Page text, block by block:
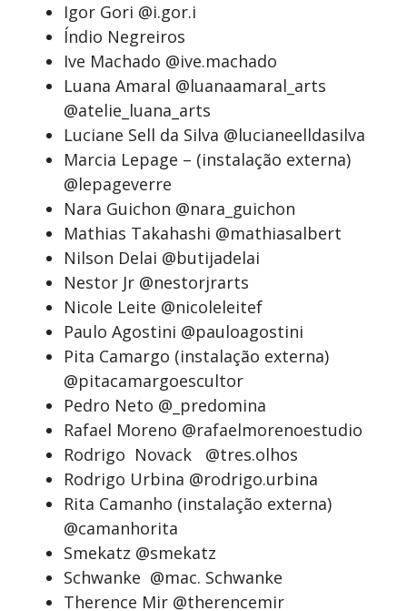
Igor Gori @i.gor.i
Índio Negreiros
Ive Machado @ive.machado
Luana Amaral @luanaamaral_arts
@atelie_luana_arts
Luciane Sell da Silva @lucianeelldasilva
Marcia Lepage – (instalação externa)
@lepageverre
Nara Guichon @nara_guichon
Mathias Takahashi @mathiasalbert
Nilson Delai @butijadelai
Nestor Jr @nestorjrarts
Nicole Leite @nicoleleitef
Paulo Agostini @pauloagostini
Pita Camargo (instalação externa)
@pitacamargoescultor
Pedro Neto @_predomina
Rafael Moreno @rafaelmorenoestudio
Rodrigo Novack @tres.olhos
Rodrigo Urbina @rodrigo.urbina
Rita Camanho (instalação externa)
@camanhorita
Smekatz @smekatz
Schwanke @mac. Schwanke
Therence Mir @therencemir